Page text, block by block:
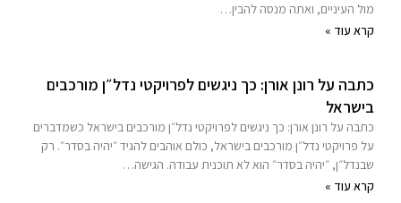
מול העיניים, ואתה מנסה להבין…
קרא עוד »
כתבה על רונן אורן: כך ניגשים לפרויקטי נדל״ן מורכבים
בישראל
כתבה על רונן אורן: כך ניגשים לפרויקטי נדל״ן מורכבים בישראל כשמדברים
על פרויקטי נדל״ן מורכבים בישראל, כולם אוהבים להגיד ״יהיה בסדר״. רק
שבנדל״ן, ״יהיה בסדר״ הוא לא תוכנית עבודה. הגישה…
קרא עוד »